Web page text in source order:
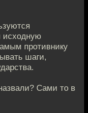
исходную
противнику
шаги,
Сами то в